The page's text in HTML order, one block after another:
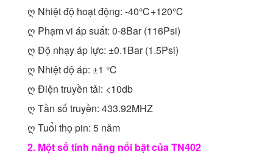
ღ Nhiệt độ hoạt động: -40℃+120℃
ღ Phạm vi áp suất: 0-8Bar (116Psi)
ღ Độ nhạy áp lực: ±0.1Bar (1.5Psi)
ღ Nhiệt độ áp: ±1 ℃
ღ Điện truyền tải: <10db
ღ Tần số truyền: 433.92MHZ
ღ Tuổi thọ pin: 5 năm
2. Một số tính năng nổi bật của TN402